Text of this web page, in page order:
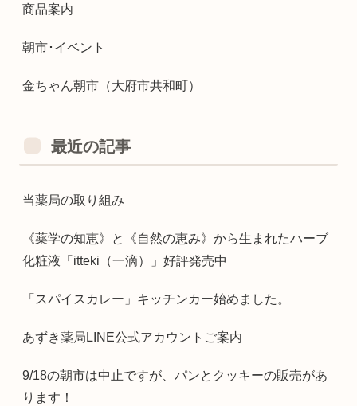
商品案内
朝市･イベント
金ちゃん朝市（大府市共和町）
最近の記事
当薬局の取り組み
《薬学の知恵》と《自然の恵み》から生まれたハーブ
化粧液「itteki（一滴）」好評発売中
「スパイスカレー」キッチンカー始めました。
あずき薬局LINE公式アカウントご案内
9/18の朝市は中止ですが、パンとクッキーの販売があ
ります！